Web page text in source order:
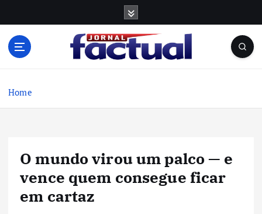
Home
O mundo virou um palco — e
vence quem consegue ficar
em cartaz